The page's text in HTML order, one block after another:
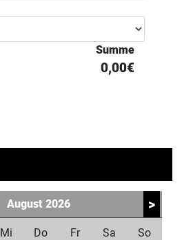
Summe
0,00€
August 2026
Mi Do Fr Sa
So
>